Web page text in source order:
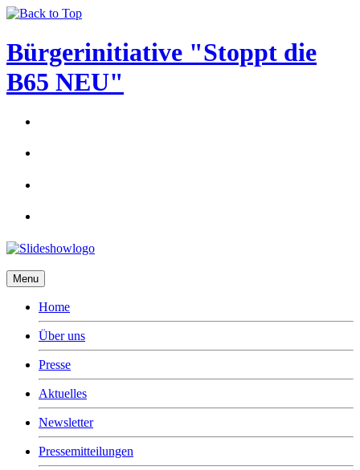
Bürgerinitiative "Stoppt die
B65 NEU"
Menu
Home
Über uns
Presse
Aktuelles
Newsletter
Pressemitteilungen